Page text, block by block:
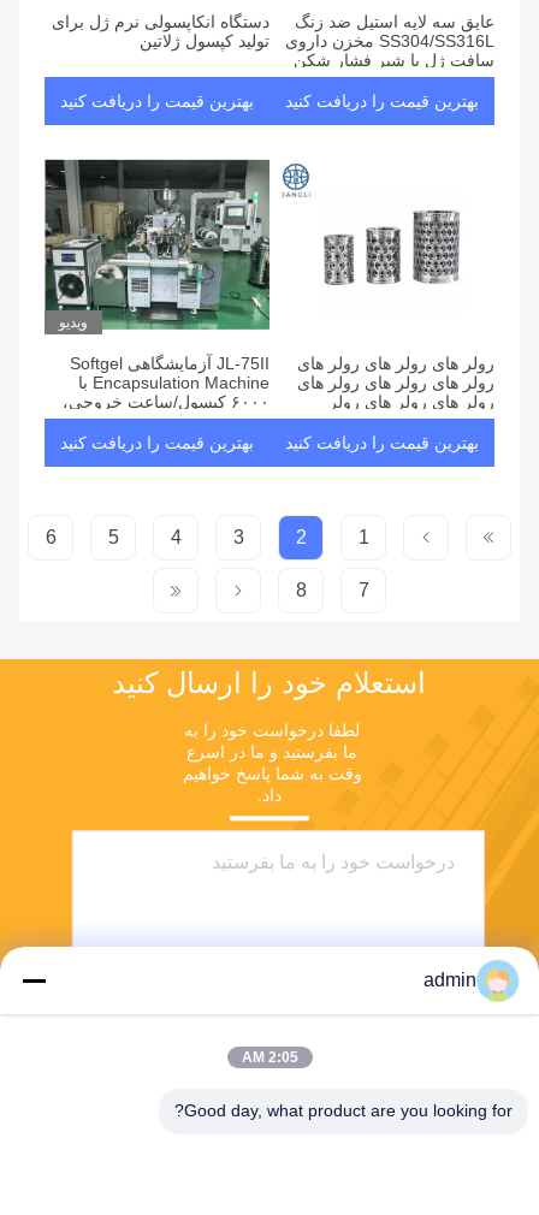
عایق سه لایه استیل ضد زنگ
SS304/SS316L مخزن داروی
سافت ژل با شیر فشار شکن
برای صنعت داروسازی
بهترین قیمت را دریافت کنید
دستگاه انکاپسولی نرم ژل برای
تولید کپسول ژلاتین
بهترین قیمت را دریافت کنید
رولر های رولر های رولر های
رولر های رولر های رولر های
رولر های رولر های رولر
بهترین قیمت را دریافت کنید
ویدیو
JL-75II آزمایشگاهی Softgel
Encapsulation Machine با
۶۰۰۰ کپسول/ساعت خروجی،
کنترل PLC و ساختار یکپارچه
فشرده
بهترین قیمت را دریافت کنید
1
2
3
4
5
6
7
8
استعلام خود را ارسال کنید
ما بفرستید و ما در اسرع
داد.
admin
2:05 AM
Good day, what product are you looking for?